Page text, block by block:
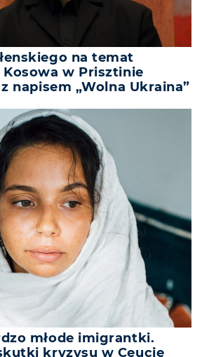
na temat
Kosowa w Prisztinie
napisem „Wolna Ukraina”
młode imigrantki.
kryzysu w Ceucie